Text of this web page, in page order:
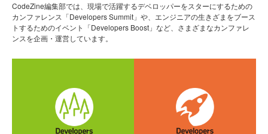
CodeZine編集部では、現場で活躍するデベロッパーをスターにするための
カンファレンス「Developers Summit」や、エンジニアの生きざまをブース
トするためのイベント「Developers Boost」など、さまざまなカンファレ
ンスを企画・運営しています。